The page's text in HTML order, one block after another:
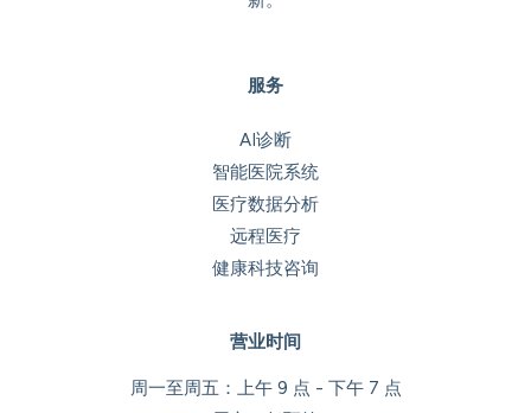
服务
AI诊断
智能医院系统
医疗数据分析
远程医疗
健康科技咨询
营业时间
周一至周五：上午 9 点 - 下午 7 点